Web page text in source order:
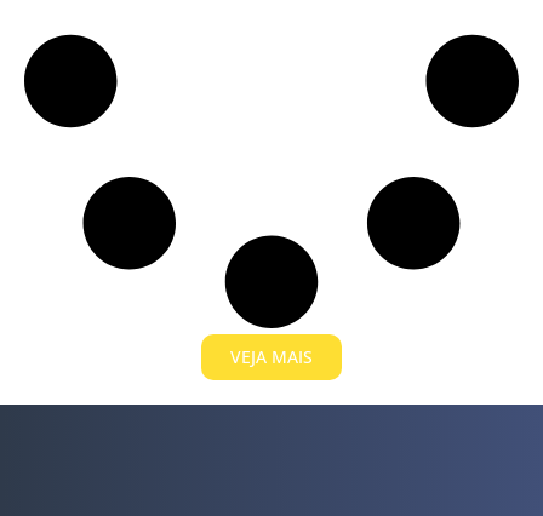
VEJA MAIS